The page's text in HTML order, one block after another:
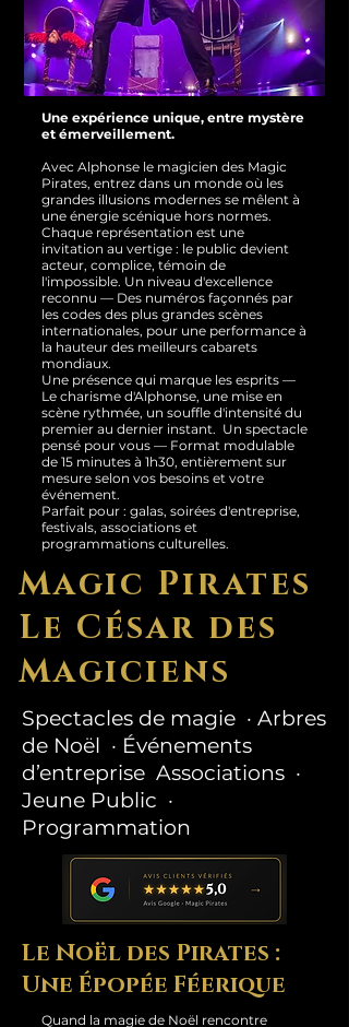
Une expérience unique, entre mystère
et émerveillement.
Avec Alphonse le magicien des Magic
Pirates, entrez dans un monde où les
grandes illusions modernes se mêlent à
une énergie scénique hors normes.
Chaque représentation est une
invitation au vertige : le public devient
acteur, complice, témoin de
l'impossible. Un niveau d'excellence
reconnu — Des numéros façonnés par
les codes des plus grandes scènes
internationales, pour une performance à
la hauteur des meilleurs cabarets
mondiaux.
Une présence qui marque les esprits —
Le charisme d'Alphonse, une mise en
scène rythmée, un souffle d'intensité du
premier au dernier instant. Un spectacle
pensé pour vous — Format modulable
de 15 minutes à 1h30, entièrement sur
mesure selon vos besoins et votre
événement.
Parfait pour : galas, soirées d'entreprise,
festivals, associations et
programmations culturelles.
Magic Pirates
Le César des
Magiciens
Spectacles de magie · Arbres
de Noël · Événements
d’entreprise Associations ·
Jeune Public ·
Programmation
Le Noël des Pirates :
Une Épopée Féerique
Quand la magie de Noël rencontre